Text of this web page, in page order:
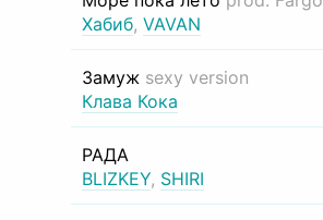
Хабиб, VAVAN
Замуж sexy version
Клава Кока
РАДА
BLIZKEY, SHIRI